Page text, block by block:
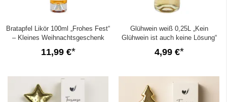
Bratapfel Likör 100ml „Frohes Fest“
– Kleines Weihnachtsgeschenk
11,99 €
Glühwein weiß 0,25L „Kein
Glühwein ist auch keine Lösung“
4,99 €